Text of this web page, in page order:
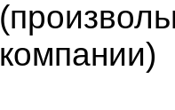
компании)